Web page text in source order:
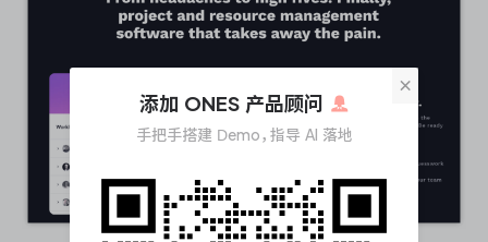
×
添加 ONES 产品顾问
手把手搭建 Demo，指导 AI 落地